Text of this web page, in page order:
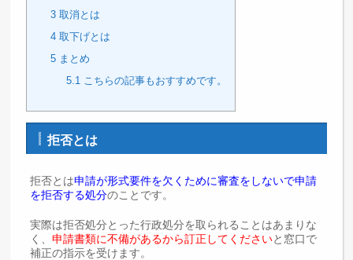
3 取消とは
4 取下げとは
5 まとめ
5.1 こちらの記事もおすすめです。
拒否とは
拒否とは申請が形式要件を欠くために審査をしないで申請
を拒否する処分のことです。
実際は拒否処分とった行政処分を取られることはあまりな
く、申請書類に不備があるから訂正してくださいと窓口で
補正の指示を受けます。